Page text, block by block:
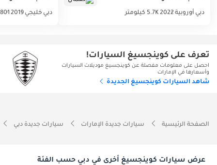
دبي أوروبية 20225.7K كيلومتر دبي خليجي 2019 801 كيلومتر
تعرف على كوينجسيغ السيارات!
احصل على معلومات مفصلة عن كوينجسيغ موديلات السيارات
وأسعارها في الإمارات
شاهد السيارات كوينجسيغ الجديدة
الصفحة الرئيسية سيارات جديدة الإمارات سيارات جديدة دبي
عرض سيارات كوينجسيغ أخرى في دبي حسب الفئة